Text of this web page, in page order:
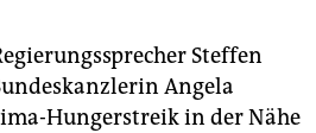
Steffen
Angela
Hungerstreik in der Nähe